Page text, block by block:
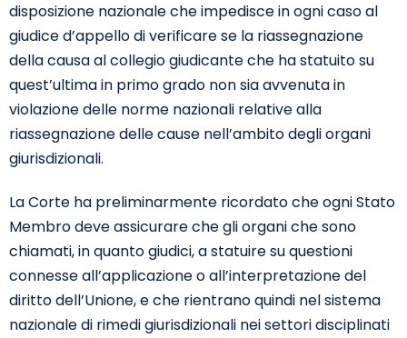
disposizione nazionale che impedisce in ogni caso al
giudice d’appello di verificare se la riassegnazione
della causa al collegio giudicante che ha statuito su
quest’ultima in primo grado non sia avvenuta in
violazione delle norme nazionali relative alla
riassegnazione delle cause nell’ambito degli organi
giurisdizionali.
La Corte ha preliminarmente ricordato che ogni Stato
Membro deve assicurare che gli organi che sono
chiamati, in quanto giudici, a statuire su questioni
connesse all’applicazione o all’interpretazione del
diritto dell’Unione, e che rientrano quindi nel sistema
nazionale di rimedi giurisdizionali nei settori disciplinati